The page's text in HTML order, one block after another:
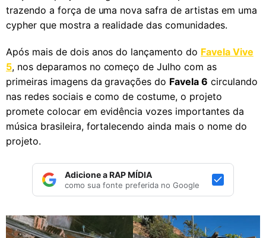
trazendo a força de uma nova safra de artistas em uma
cypher que mostra a realidade das comunidades.
Após mais de dois anos do lançamento do Favela Vive
5, nos deparamos no começo de Julho com as
primeiras imagens da gravações do Favela 6 circulando
nas redes sociais e como de costume, o projeto
promete colocar em evidência vozes importantes da
música brasileira, fortalecendo ainda mais o nome do
projeto.
Adicione a RAP MÍDIA
como sua fonte preferida no Google